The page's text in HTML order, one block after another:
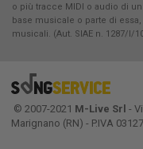
o più tracce MIDI o audio di
base musicale o parte di
musicali. (Aut. SIAE n. 1287/I/
© 2007-2021 M-Live Srl -
Marignano (RN) - P.IVA